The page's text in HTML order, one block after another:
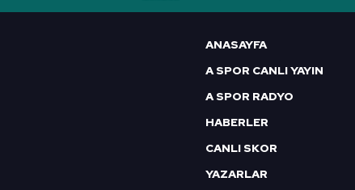
mevzuata uygun olarak
ANASAYFA
A SPOR CANLI YAYIN
A SPOR RADYO
HABERLER
CANLI SKOR
YAZARLAR